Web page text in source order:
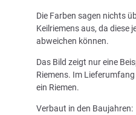
Die Farben sagen nichts
Keilriemens aus, da diese
abweichen können.
Das Bild zeigt nur eine
Riemens. Im
ein Riemen.
Verbaut in den Baujahren: